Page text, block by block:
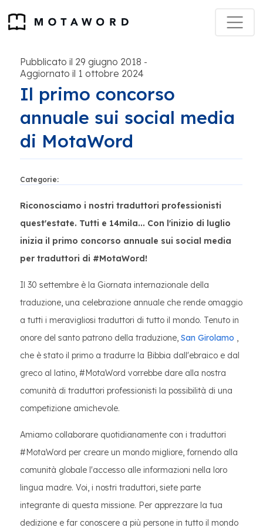
Pubblicato il 29 giugno 2018 -
Aggiornato il 1 ottobre 2024
Il primo concorso
annuale sui social media
di MotaWord
Categorie:
Riconosciamo i nostri traduttori professionisti
quest'estate. Tutti e 14mila... Con l'inizio di luglio
inizia il primo concorso annuale sui social media
per traduttori di #MotaWord!
Il 30 settembre è la Giornata internazionale della
traduzione, una celebrazione annuale che rende omaggio
a tutti i meravigliosi traduttori di tutto il mondo. Tenuto in
onore del santo patrono della traduzione, San Girolamo ,
che è stato il primo a tradurre la Bibbia dall'ebraico e dal
greco al latino, #MotaWord vorrebbe dare alla nostra
comunità di traduttori professionisti la possibilità di una
competizione amichevole.
Amiamo collaborare quotidianamente con i traduttori
#MotaWord per creare un mondo migliore, fornendo alla
comunità globale l'accesso alle informazioni nella loro
lingua madre. Voi, i nostri traduttori, siete parte
integrante di questa missione. Per apprezzare la tua
dedizione e far conoscere a più persone in tutto il mondo